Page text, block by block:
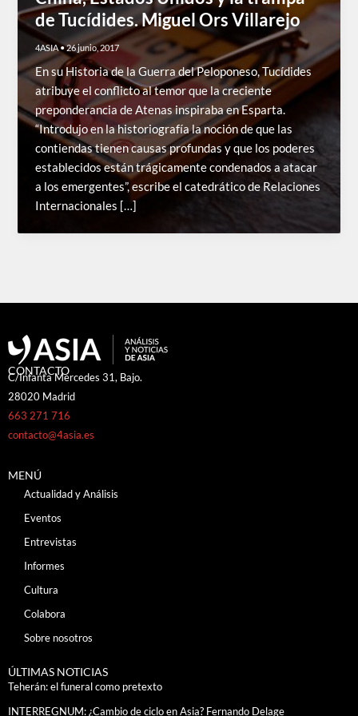
de Tucídides. Miguel Ors Villarejo
4ASIA•26 junio, 2017
En su Historia de la Guerra del Peloponeso, Tucídides
atribuye el conflicto al temor que la creciente
preponderancia de Atenas inspiraba en Esparta.
“Introdujo en la historiografía la noción de que las
contiendas tienen causas profundas y que los poderes
establecidos están trágicamente condenados a atacar
a los emergentes”, escribe el catedrático de Relaciones
Internacionales […]
CONTACTO
C/Infanta Mercedes 31, Bajo.
28020 Madrid
663 271 716
contacto@4asia.es
MENÚ
Actualidad y Análisis
Eventos
Entrevistas
Informes
Cultura
Colabora
Sobre nosotros
ÚLTIMAS NOTICIAS
Teherán: el funeral como pretexto
INTERREGNUM: ¿Cambio de ciclo en Asia? Fernando Delage